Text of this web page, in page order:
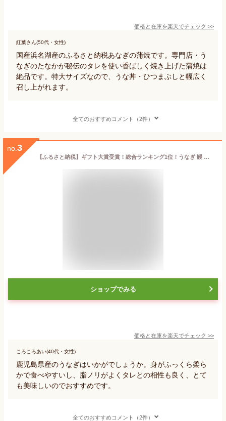
価格と在庫を楽天でチェック >>
紅葉さん(50代・女性)
国産浜名湖産のふるさと納税あなぎの蒲焼です。専門店・う
なぎのたなかが秘伝のタレを使い香ばしく焼き上げた蒲焼は
絶品です。特大サイズなので、うな丼・ひつまぶしと幅広く
召し上がれます。
全てのおすすめコメント（2件）
no. 3
【ふるさと納税】ギフト大賞受賞！総合ランキング1位！うなぎ 鰻 長蒲焼3~5尾 | ふるさと納税 うなぎ 高級 ウナギ 鰻 訳あり 国産 蒲焼 蒲焼き たれ 鹿児島 大隅 大崎町 ふるさと 人気 送料無料
ショップでみる
価格と在庫を楽天でチェック >>
ころころあい(40代・女性)
鹿児島県産のうなぎはいかがでしょうか。身がふっくら柔ら
かで食べやすいし、脂ノリがよくタレとの相性も良く、とて
も美味しいのでおすすめです。
全てのおすすめコメント（2件）